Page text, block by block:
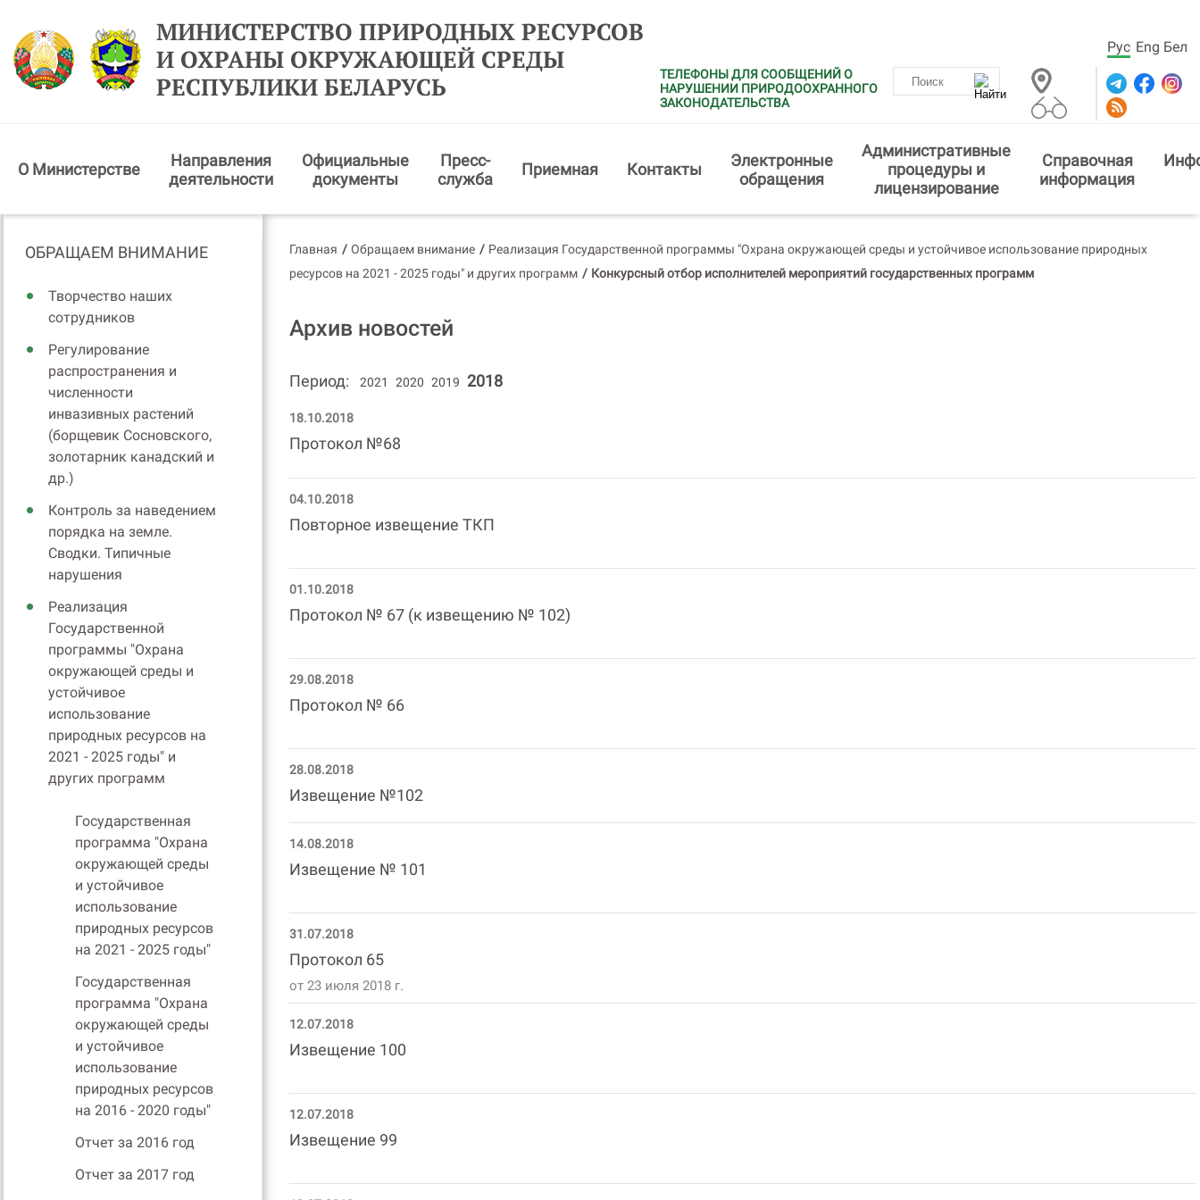
МИНИСТЕРСТВО ПРИРОДНЫХ РЕСУРСОВ
И ОХРАНЫ ОКРУЖАЮЩЕЙ СРЕДЫ
РЕСПУБЛИКИ БЕЛАРУСЬ
Рус Eng Бел
ТЕЛЕФОНЫ ДЛЯ СООБЩЕНИЙ О
НАРУШЕНИИ ПРИРОДООХРАННОГО
ЗАКОНОДАТЕЛЬСТВА
О Министерстве
Направления
деятельности
Официальные
документы
Пресс-
служба
Приемная Контакты
Электронные
обращения
Административные
процедуры и
лицензирование
Справочная
информация
ОБРАЩАЕМ ВНИМАНИЕ
Творчество наших
сотрудников
Регулирование
распространения и
численности
инвазивных растений
(борщевик Сосновского,
золотарник канадский и
др.)
Контроль за наведением
порядка на земле.
Сводки. Типичные
нарушения
Реализация
Государственной
программы "Охрана
окружающей среды и
устойчивое
использование
природных ресурсов на
2021 - 2025 годы" и
других программ
Государственная
программа "Охрана
окружающей среды
и устойчивое
использование
природных ресурсов
на 2021 - 2025 годы"
Государственная
программа "Охрана
окружающей среды
и устойчивое
использование
природных ресурсов
на 2016 - 2020 годы"
Отчет за 2016 год
Отчет за 2017 год
Главная / Обращаем внимание / Реализация Государственной программы "Охрана окружающей среды и устойчивое использование природных
ресурсов на 2021 - 2025 годы" и других программ / Конкурсный отбор исполнителей мероприятий государственных программ
Архив новостей
Период: 2021 2020 2019 2018
18.10.2018
Протокол №68
04.10.2018
Повторное извещение ТКП
01.10.2018
Протокол № 67 (к извещению № 102)
29.08.2018
Протокол № 66
28.08.2018
Извещение №102
14.08.2018
Извещение № 101
31.07.2018
Протокол 65
от 23 июля 2018 г.
12.07.2018
Извещение 100
12.07.2018
Извещение 99